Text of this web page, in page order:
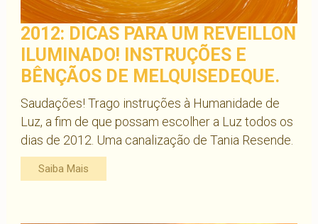
2012: DICAS PARA UM REVEILLON
ILUMINADO! INSTRUÇÕES E
BÊNÇÃOS DE MELQUISEDEQUE.
Saudações! Trago instruções à Humanidade de
Luz, a fim de que possam escolher a Luz todos os
dias de 2012. Uma canalização de Tania Resende.
Saiba Mais